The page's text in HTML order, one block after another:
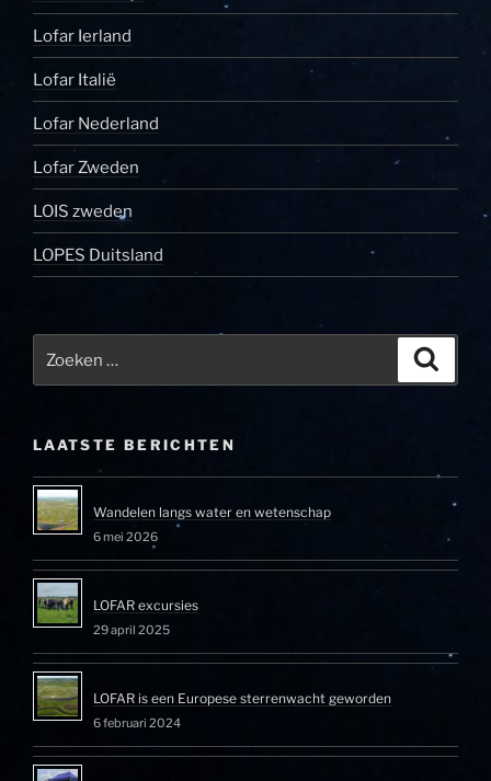
Lofar Ierland
Lofar Italië
Lofar Nederland
Lofar Zweden
LOIS zweden
LOPES Duitsland
LAATSTE BERICHTEN
Wandelen langs water en wetenschap
6 mei 2026
LOFAR excursies
29 april 2025
LOFAR is een Europese sterrenwacht geworden
6 februari 2024